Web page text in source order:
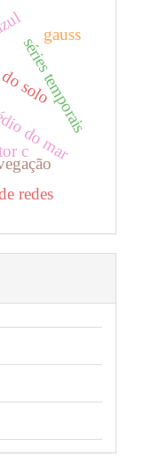
do mar
solo
séries temporais
c
gauss
redes